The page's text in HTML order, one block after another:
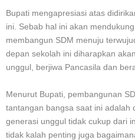
Bupati mengapresiasi atas
ini. Sebab hal ini akan
membangun SDM menuju
depan sekolah ini diharapkan
unggul, berjiwa Pancasila dan
Menurut Bupati, pembangunan
tantangan bangsa saat ini adalah
generasi unggul tidak cukup dari
tidak kalah penting juga